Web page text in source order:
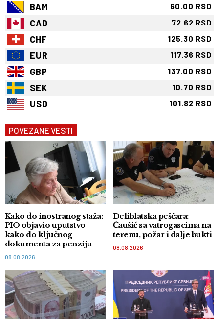
BAM 60.00 RSD
CAD 72.62 RSD
CHF 125.30 RSD
EUR 117.36 RSD
GBP 137.00 RSD
SEK 10.70 RSD
USD 101.82 RSD
POVEZANE VESTI
Kako do inostranog staža:
PIO objavio uputstvo
kako do ključnog
dokumenta za penziju
08.08.2026
Deliblatska peščara:
Čaušić sa vatrogascima na
terenu, požar i dalje bukti
08.08.2026